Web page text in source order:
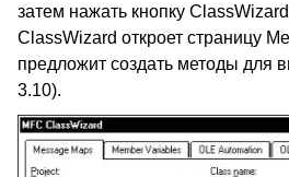
затем нажать кнопку
ClassWizard откроет страницу
предложит создать методы для
3.10).